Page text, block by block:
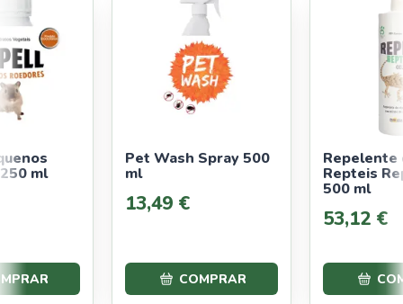
ml
Pet Wash Spray 500
ml
13,49 €
COMPRAR
Repelente
Repteis
500 ml
53,12 €